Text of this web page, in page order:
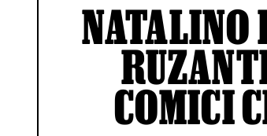
NATALINO
COMICI